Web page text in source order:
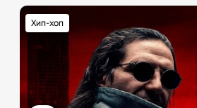
Хип-хоп